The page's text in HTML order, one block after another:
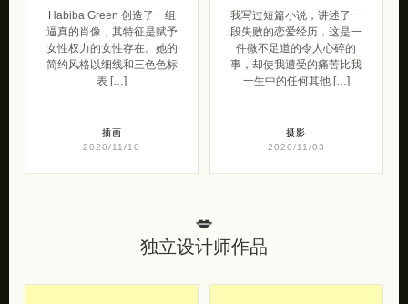
Habiba Green 创造了一组
逼真的肖像，其特征是赋予
女性权力的女性存在。她的
简约风格以细线和三色色标
表 […]
插画
2020/11/10
我写过短篇小说，讲述了一
段失败的恋爱经历，这是一
件微不足道的令人心碎的
事，却使我遭受的痛苦比我
一生中的任何其他 […]
摄影
2020/11/03
💋
独立设计师作品